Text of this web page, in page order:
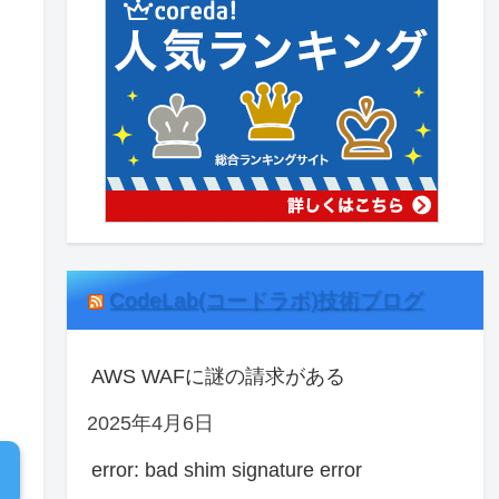
CodeLab(コードラボ)技術ブログ
AWS WAFに謎の請求がある
2025年4月6日
error: bad shim signature error